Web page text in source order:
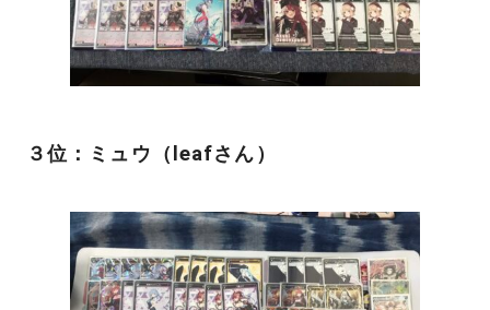
３位：ミュウ（leafさん）